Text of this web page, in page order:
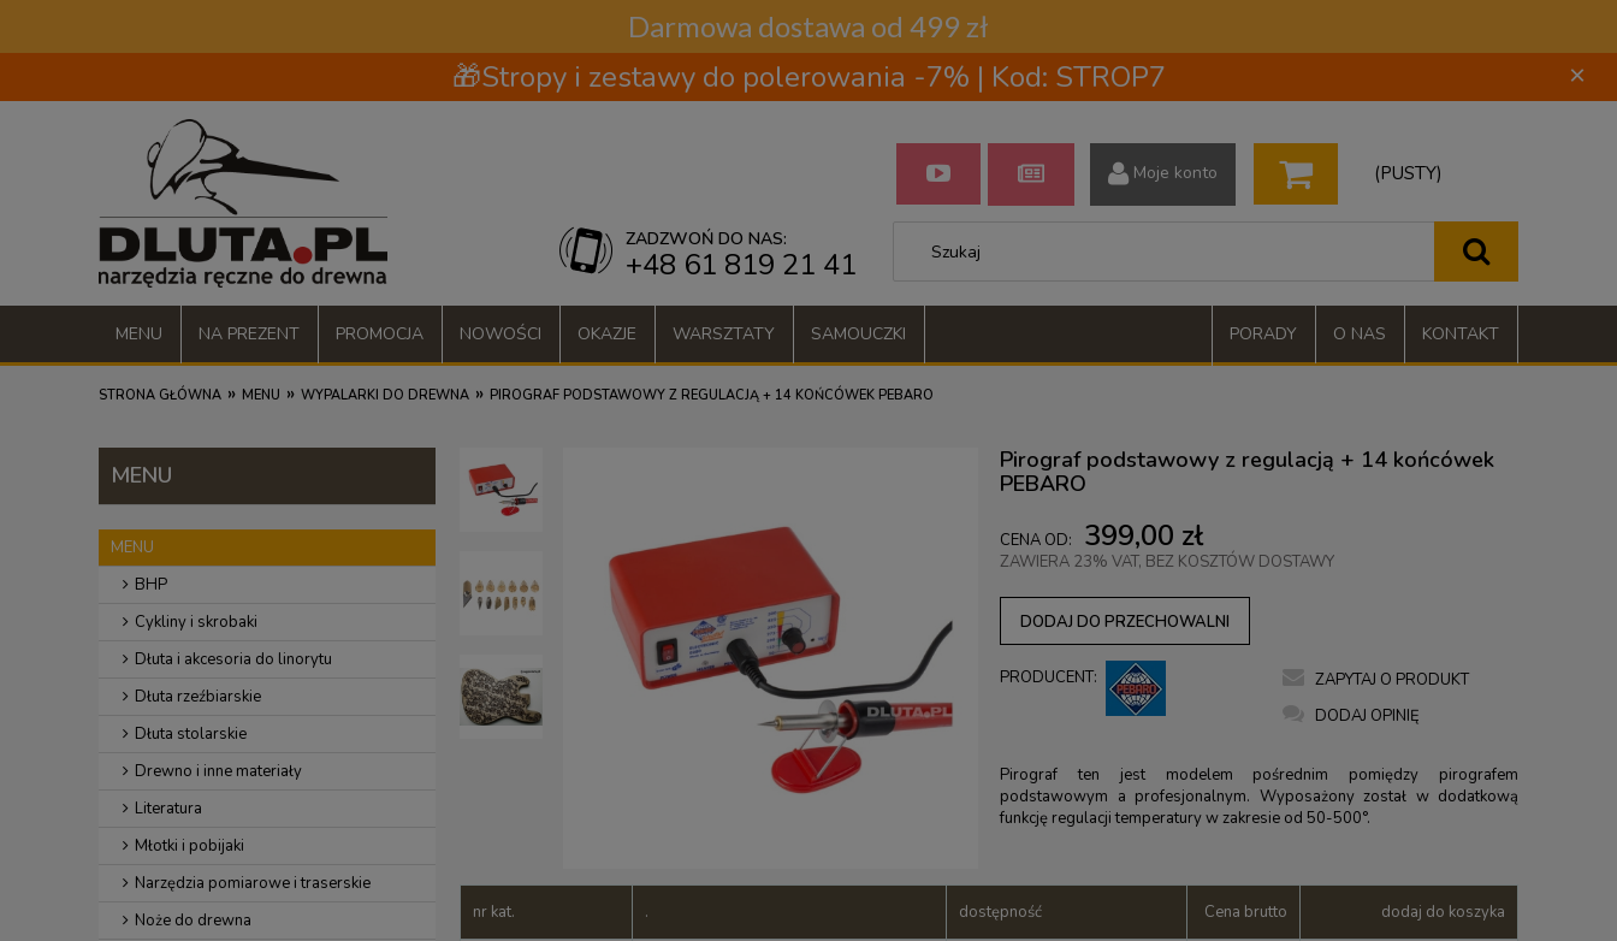
Darmowa dostawa od 499 zł
🎁Stropy i zestawy do polerowania -7% | Kod: STROP7 ×
(PUSTY)
Moje konto
ZADZWOŃ DO NAS:
+48 61 819 21 41
MENU NA PREZENT PROMOCJA NOWOŚCI OKAZJE WARSZTATY SAMOUCZKI KONTAKT
O NAS
PORADY
STRONA GŁÓWNA » MENU » WYPALARKI DO DREWNA » PIROGRAF PODSTAWOWY Z REGULACJĄ + 14 KOŃCÓWEK PEBARO
MENU
MENU
BHP
Cykliny i skrobaki
Dłuta i akcesoria do linorytu
Dłuta rzeźbiarskie
Dłuta stolarskie
Drewno i inne materiały
Literatura
Młotki i pobijaki
Narzędzia pomiarowe i traserskie
Noże do drewna
Pirograf podstawowy z regulacją + 14 końcówek
PEBARO
CENA OD: 399,00 zł
ZAWIERA 23% VAT, BEZ KOSZTÓW DOSTAWY
DODAJ DO PRZECHOWALNI
PRODUCENT:
ZAPYTAJ O PRODUKT
DODAJ OPINIĘ
Pirograf ten jest modelem pośrednim pomiędzy pirografem
podstawowym a profesjonalnym. Wyposażony został w dodatkową
funkcję regulacji temperatury w zakresie od 50-500°.
nr kat. . dostępność Cena brutto dodaj do koszyka